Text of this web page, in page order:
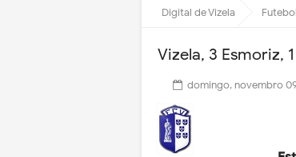
Digital de Vizela Futebol
Vizela, 3 Esmoriz, 1
domingo, novembro